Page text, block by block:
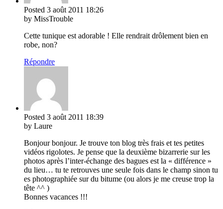
Posted 3 août 2011 18:26
by MissTrouble
Cette tunique est adorable ! Elle rendrait drôlement bien en
robe, non?
Répondre
Posted 3 août 2011 18:39
by Laure
Bonjour bonjour. Je trouve ton blog très frais et tes petites
vidéos rigolotes. Je pense que la deuxième bizarrerie sur les
photos après l’inter-échange des bagues est la « différence »
du lieu… tu te retrouves une seule fois dans le champ sinon tu
es photographiée sur du bitume (ou alors je me creuse trop la
tête ^^ )
Bonnes vacances !!!